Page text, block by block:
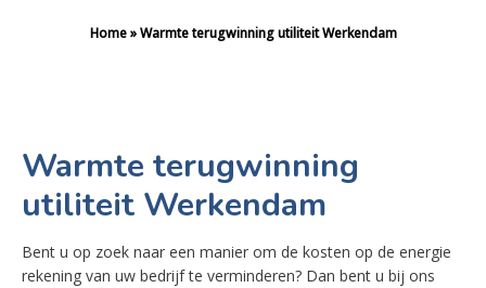
Home»Warmte terugwinning utiliteit Werkendam
Warmte terugwinning
utiliteit Werkendam
Bent u op zoek naar een manier om de kosten op de energie
rekening van uw bedrijf te verminderen? Dan bent u bij ons